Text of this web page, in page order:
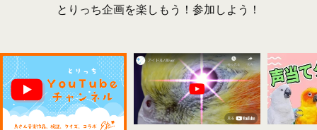
とりっち企画を楽しもう！参加しよう！